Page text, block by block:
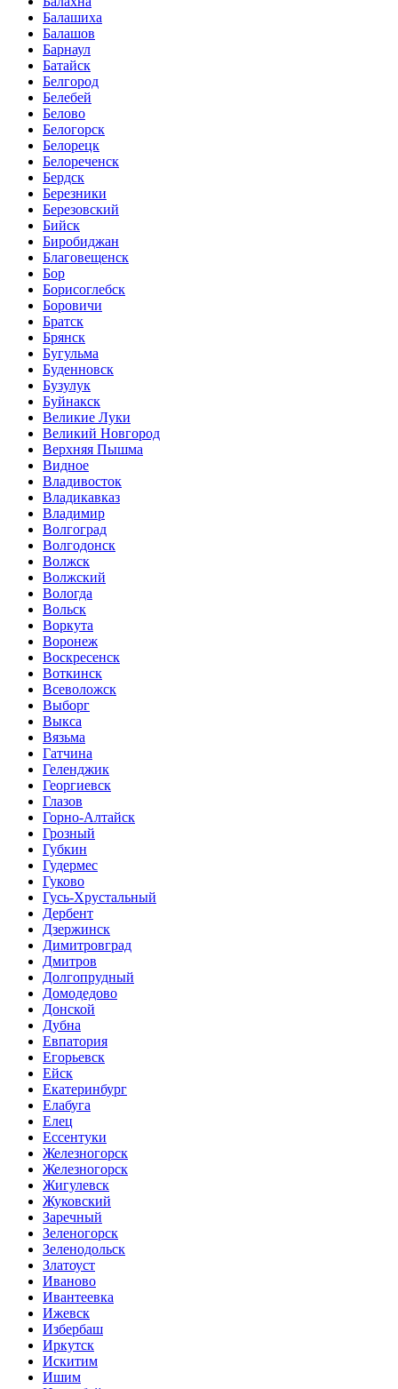
Балашиха
Балашов
Барнаул
Батайск
Белгород
Белебей
Белово
Белогорск
Белорецк
Белореченск
Бердск
Березники
Березовский
Бийск
Биробиджан
Благовещенск
Бор
Борисоглебск
Боровичи
Братск
Брянск
Бугульма
Буденновск
Бузулук
Буйнакск
Великие Луки
Великий Новгород
Верхняя Пышма
Видное
Владивосток
Владикавказ
Владимир
Волгоград
Волгодонск
Волжск
Волжский
Вологда
Вольск
Воркута
Воронеж
Воскресенск
Воткинск
Всеволожск
Выборг
Выкса
Вязьма
Гатчина
Геленджик
Георгиевск
Глазов
Горно-Алтайск
Грозный
Губкин
Гудермес
Гуково
Гусь-Хрустальный
Дербент
Дзержинск
Димитровград
Дмитров
Долгопрудный
Домодедово
Донской
Дубна
Евпатория
Егорьевск
Ейск
Екатеринбург
Елабуга
Елец
Ессентуки
Железногорск
Железногорск
Жигулевск
Жуковский
Заречный
Зеленогорск
Зеленодольск
Златоуст
Иваново
Ивантеевка
Ижевск
Избербаш
Иркутск
Искитим
Ишим